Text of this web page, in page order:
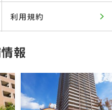
利用規約
報